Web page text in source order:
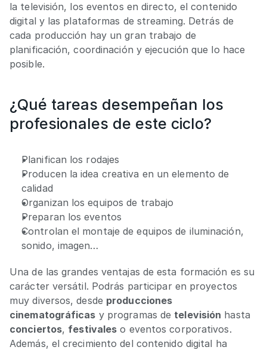
la televisión, los eventos en directo, el contenido
digital y las plataformas de streaming. Detrás de
cada producción hay un gran trabajo de
planificación, coordinación y ejecución que lo hace
posible.
¿Qué tareas desempeñan los
profesionales de este ciclo?
Planifican los rodajes
Producen la idea creativa en un elemento de
calidad
Organizan los equipos de trabajo
Preparan los eventos
Controlan el montaje de equipos de iluminación,
sonido, imagen…
Una de las grandes ventajas de esta formación es su
carácter versátil. Podrás participar en proyectos
muy diversos, desde producciones
cinematográficas y programas de televisión
conciertos, festivales o eventos corporativos.
Además, el crecimiento del contenido digital ha